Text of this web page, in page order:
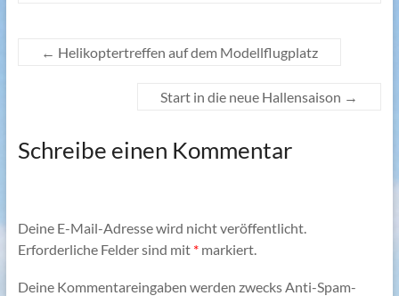
← Helikoptertreffen auf dem Modellflugplatz
Start in die neue Hallensaison →
Schreibe einen Kommentar
Deine E-Mail-Adresse wird nicht veröffentlicht.
Erforderliche Felder sind mit *markiert.
Deine Kommentareingaben werden zwecks Anti-Spam-